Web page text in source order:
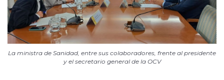
La ministra de Sanidad, entre sus colaboradores, frente al presidente
y el secretario general de la OCV